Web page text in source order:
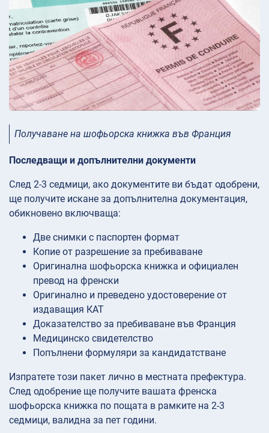
Получаване на шофьорска книжка във Франция
Последващи и допълнителни документи
След 2-3 седмици, ако документите ви бъдат одобрени,
ще получите искане за допълнителна документация,
обикновено включваща:
Две снимки с паспортен формат
Копие от разрешение за пребиваване
Оригинална шофьорска книжка и официален
превод на френски
Оригинално и преведено удостоверение от
издаващия КАТ
Доказателство за пребиваване във Франция
Медицинско свидетелство
Попълнени формуляри за кандидатстване
Изпратете този пакет лично в местната префектура.
След одобрение ще получите вашата френска
шофьорска книжка по пощата в рамките на 2-3
седмици, валидна за пет години.